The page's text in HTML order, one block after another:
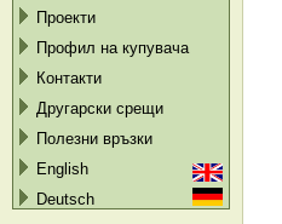
Проекти
Профил на купувача
Контакти
Другарски срещи
Полезни връзки
English
Deutsch